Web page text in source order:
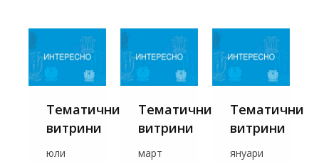
Тематични
витрини
юли
Тематични
витрини
март
Тематични
витрини
януари